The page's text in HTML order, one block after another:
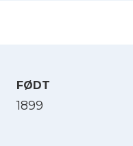
FØDT
1899